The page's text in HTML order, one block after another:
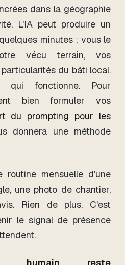
dans la géographie
L'IA peut produire un
minutes ; vous le
vécu terrain, vos
du bâti local.
qui fonctionne. Pour
bien formuler vos
du prompting pour les
donnera une méthode
routine mensuelle d'une
une photo de chantier,
Rien de plus. C'est
le signal de présence